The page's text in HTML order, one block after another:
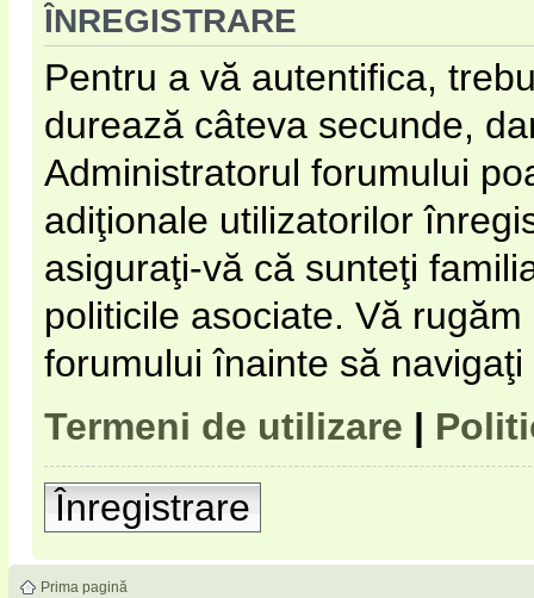
ÎNREGISTRARE
Pentru a vă autentifica,
durează câteva secunde,
Administratorul forumului
adiţionale utilizatorilor
asiguraţi-vă că sunteţi
politicile asociate. Vă
forumului înainte să
Termeni de utilizare |
Înregistrare
Prima pagină